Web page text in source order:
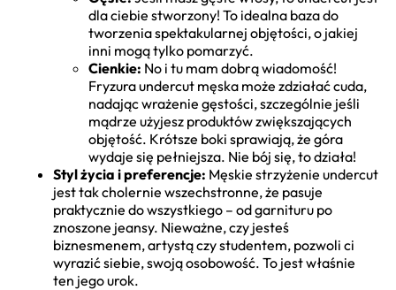
dla ciebie stworzony! To idealna baza do
tworzenia spektakularnej objętości, o jakiej
inni mogą tylko pomarzyć.
Cienkie: No i tu mam dobrą wiadomość!
Fryzura undercut męska może zdziałać cuda,
nadając wrażenie gęstości, szczególnie jeśli
mądrze użyjesz produktów zwiększających
objętość. Krótsze boki sprawiają, że góra
wydaje się pełniejsza. Nie bój się, to działa!
Styl życia i preferencje: Męskie strzyżenie undercut
jest tak cholernie wszechstronne, że pasuje
praktycznie do wszystkiego – od garnituru po
znoszone jeansy. Nieważne, czy jesteś
biznesmenem, artystą czy studentem, pozwoli ci
wyrazić siebie, swoją osobowość. To jest właśnie
ten jego urok.